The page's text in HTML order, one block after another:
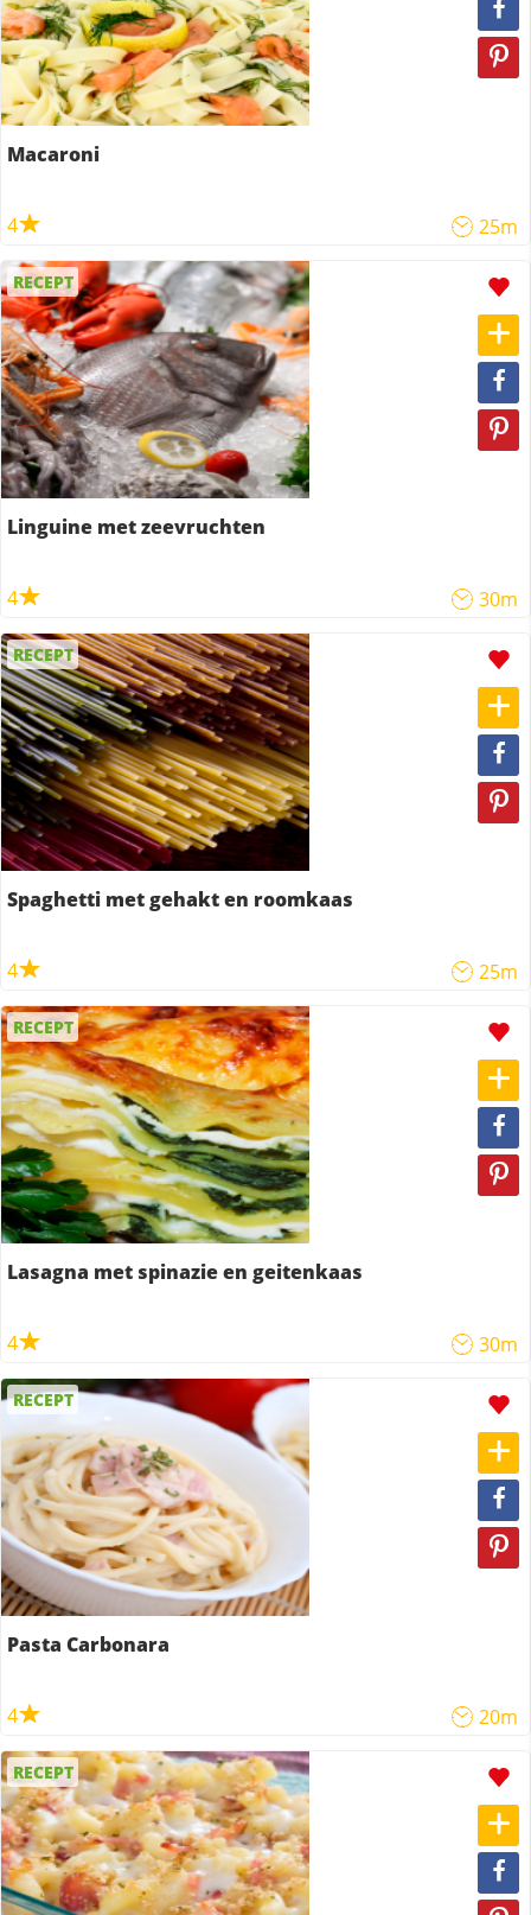
Macaroni
4 25m
RECEPT
Linguine met zeevruchten
4 30m
RECEPT
Spaghetti met gehakt en roomkaas
4 25m
RECEPT
Lasagna met spinazie en geitenkaas
4 30m
RECEPT
Pasta Carbonara
4 20m
RECEPT